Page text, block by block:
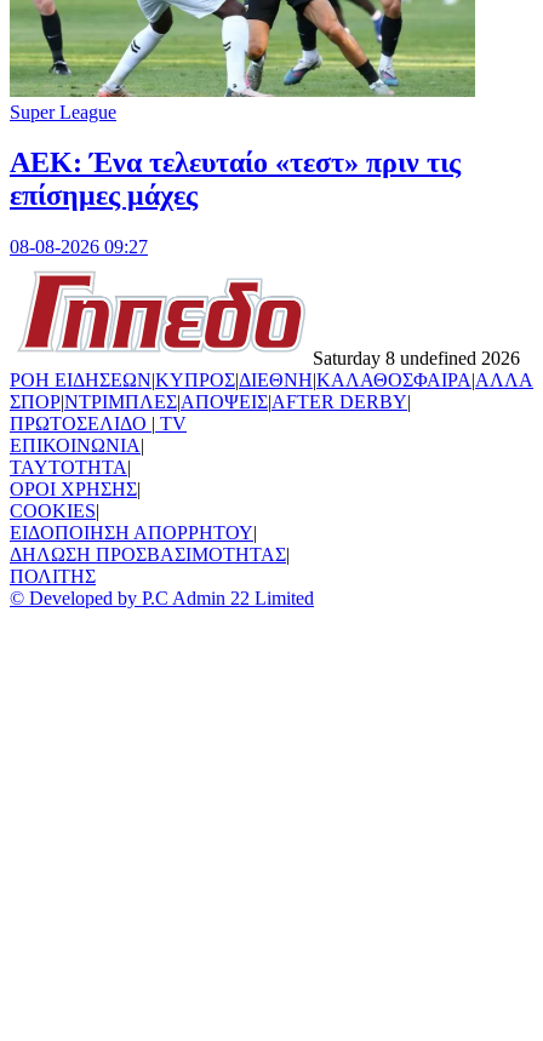
Super League
ΑΕΚ: Ένα τελευταίο «τεστ» πριν τις
επίσημες μάχες
08-08-2026 09:27
Saturday 8 undefined 2026
ΡΟΗ ΕΙΔΗΣΕΩΝ|ΚΥΠΡΟΣ|ΔΙΕΘΝΗ|ΚΑΛΑΘΟΣΦΑΙΡΑ|ΑΛΛΑ
ΣΠΟΡ|ΝΤΡΙΜΠΛΕΣ|ΑΠΟΨΕΙΣ|AFTER DERBY|
ΠΡΩΤΟΣΕΛΙΔΟ | TV
ΕΠΙΚΟΙΝΩΝΙΑ|
TAYTOTHTA|
ΟΡΟΙ ΧΡΗΣΗΣ|
COOKIES|
ΕΙΔΟΠΟΙΗΣΗ ΑΠΟΡΡΗΤΟΥ|
ΔΗΛΩΣΗ ΠΡΟΣΒΑΣΙΜΟΤΗΤΑΣ|
ΠΟΛΙΤΗΣ
© Developed by P.C Admin 22 Limited